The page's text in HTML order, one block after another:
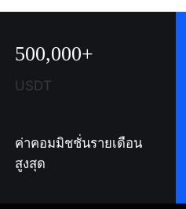
500,000+
USDT
ค่าคอมมิชชั่นรายเดือน
สูงสุด